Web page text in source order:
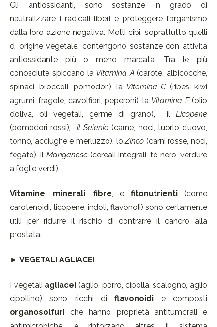
Gli antiossidanti, sono sostanze in grado di
neutralizzare i radicali liberi e proteggere l’organismo
dalla loro azione negativa. Molti cibi, soprattutto quelli
di origine vegetale, contengono sostanze con attività
antiossidante più o meno marcata. Tra le più
conosciute spiccano la Vitamina A(carote, albicocche,
spinaci, broccoli, pomodori), la Vitamina C (ribes, kiwi
agrumi, fragole, cavolfiori, peperoni), la Vitamina E(olio
d’oliva, oli vegetali, germe di grano), il Licopene
(pomodori rossi), il Selenio(carne, noci, tuorlo d’uovo,
tonno, acciughe e merluzzo), loZinco (carni rosse, noci,
fegato), il Manganese (cereali integrali, tè nero, verdure
a foglie verdi).
Vitamine, minerali, fibre, e fitonutrienti(come
carotenoidi, licopene, indoli, flavonoli) sono certamente
utili per ridurre il rischio di contrarre il cancro alla
prostata.
► VEGETALI AGLIACEI
I vegetali agliacei (aglio, porro, cipolla, scalogno, aglio
cipollino) sono ricchi diflavonoidi e composti
organosolfuri che hanno proprietà antitumorali e